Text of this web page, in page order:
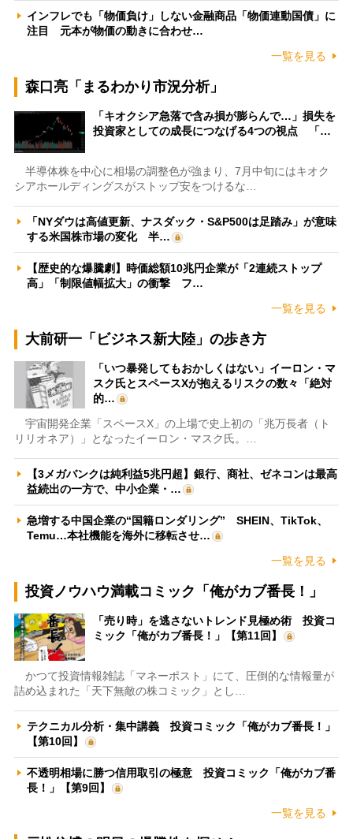
インフレでも「物価負け」しない金融商品「物価連動国債」に
注目 元本が物価の動きに合わせ…
一覧を見る
森口亮「まるわかり市況分析」
「キオクシア急落で含み損が膨らんで…」損失を
投資家としての成長につなげる4つの視点 「…
半導体株を中心に相場の調整色が強まり、7月中旬にはキオク
シアホールディングスがストップ安をつけるな…
「NYダウは高値更新、ナスダック・S&P500は足踏み」が意味
する米国株市場の変化 半…
【歴史的な爆騰劇】時価総額10兆円企業が「2連続ストップ
高」「制限値幅拡大」の衝撃 フ…
一覧を見る
大前研一「ビジネス新大陸」の歩き方
「いつ暴発してもおかしくはない」イーロン・マ
スク氏とスペースXが抱えるリスクの数々「絶対
的…
宇宙開発企業「スペースX」の上場で史上初の「兆万長者（ト
リリオネア）」となったイーロン・マスク氏。…
【3メガバンクは純利益5兆円超】銀行、商社、ゼネコンは最高
益続出の一方で、中小企業・…
急増する中国企業の“国籍ロンダリング” SHEIN、TikTok、
Temu…本社機能を海外に移転させ…
一覧を見る
投資ノウハウ満載コミック「俺がカブ番長！」
「売り時」を逃さないトレンド見極め術 投資コ
ミック「俺がカブ番長！」【第11回】
かつて投資情報雑誌「マネーポスト」にて、圧倒的な情報量が
詰め込まれた「天下無敵の株コミック」とし…
テクニカル分析・集中講義 投資コミック「俺がカブ番長！」
【第10回】
不透明相場に勝つ信用取引の極意 投資コミック「俺がカブ番
長！」【第9回】
一覧を見る